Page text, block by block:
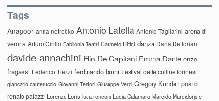
Tags
Anagoor anna netrebko Antonio Latella Antonio Tagliarini arena di
verona Arturo Cirillo Babilonia Teatri Carmelo Rifici danza Daria Deflorian
davide annachini Elio De Capitani Emma Dante enzo
fragassi Federico Tiezzi ferdinando bruni Festival delle colline torinesi
giancarlo cauteruccio Giovanni Testori Giuseppe Verdi Gregory Kunde i post di
renato palazzi Lorenzo Loris luca ronconi Lucia Calamaro Marcido Marcidorjs e